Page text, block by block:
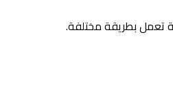
تعمل بطريقة مختلفة.